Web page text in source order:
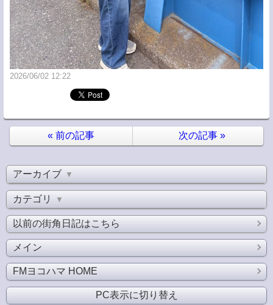
2026/06/02 12:22
« 前の記事 次の記事 »
アーカイブ ▼
カテゴリ ▼
以前の街角日記はこちら
メイン
FMヨコハマ HOME
PC表示に切り替え